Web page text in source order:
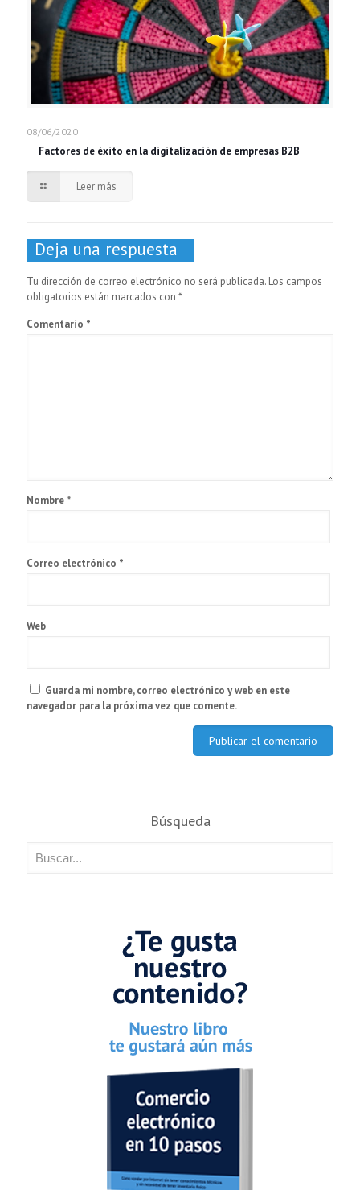
08/06/2020
Factores de éxito en la digitalización de empresas B2B
Leer más
Deja una respuesta
Tu dirección de correo electrónico no será publicada. Los campos
obligatorios están marcados con *
Comentario *
Nombre *
Correo electrónico *
Web
Guarda mi nombre, correo electrónico y web en este
navegador para la próxima vez que comente.
Búsqueda